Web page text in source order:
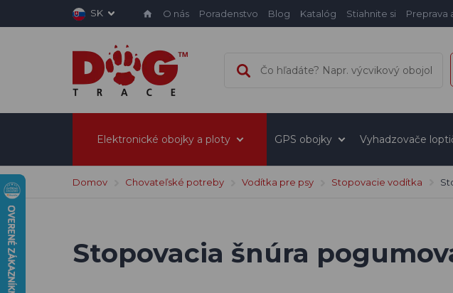
SK O nás Poradenstvo Blog Katalóg Stiahnite si Preprava
Elektronické obojky a ploty GPS obojky Vyhadzovače
Domov Chovateľské potreby Vodítka pre psy Stopovacie vodítka
Stopovacia šnúra